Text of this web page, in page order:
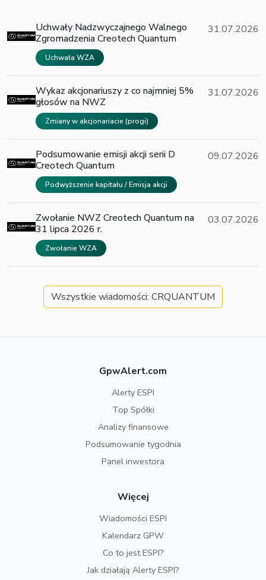
Uchwały Nadzwyczajnego Walnego
Zgromadzenia Creotech Quantum
Uchwała WZA
31.07.2026
Wykaz akcjonariuszy z co najmniej 5%
głosów na NWZ
Zmiany w akcjonariacie (progi)
31.07.2026
Podsumowanie emisji akcji serii D
Creotech Quantum
Podwyższenie kapitału / Emisja akcji
09.07.2026
Zwołanie NWZ Creotech Quantum na
31 lipca 2026 r.
Zwołanie WZA
03.07.2026
Wszystkie wiadomości: CRQUANTUM
GpwAlert.com
Alerty ESPI
Top Spółki
Analizy finansowe
Podsumowanie tygodnia
Panel inwestora
Więcej
Wiadomości ESPI
Kalendarz GPW
Co to jest ESPI?
Jak działają Alerty ESPI?